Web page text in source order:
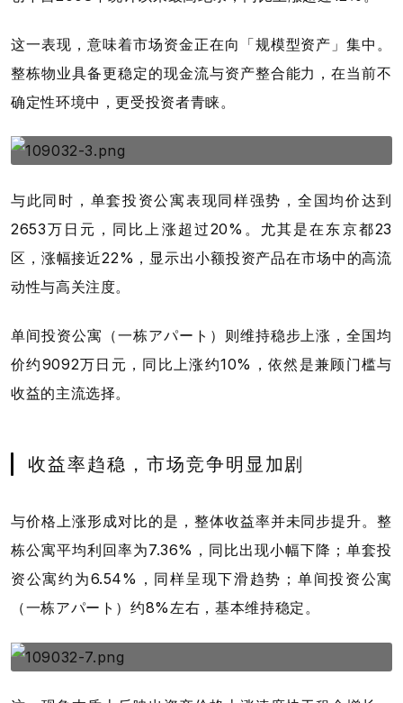
这一表现，意味着市场资金正在向「规模型资产」集中。
整栋物业具备更稳定的现金流与资产整合能力，在当前不
确定性环境中，更受投资者青睐。
与此同时，单套投资公寓表现同样强势，全国均价达到
2653万日元，同比上涨超过20%。尤其是在东京都23
区，涨幅接近22%，显示出小额投资产品在市场中的高流
动性与高关注度。
单间投资公寓（一栋アパート）则维持稳步上涨，全国均
价约9092万日元，同比上涨约10%，依然是兼顾门槛与
收益的主流选择。
收益率趋稳，市场竞争明显加剧
与价格上涨形成对比的是，整体收益率并未同步提升。整
栋公寓平均利回率为7.36%，同比出现小幅下降；单套投
资公寓约为6.54%，同样呈现下滑趋势；单间投资公寓
（一栋アパート）约8%左右，基本维持稳定。